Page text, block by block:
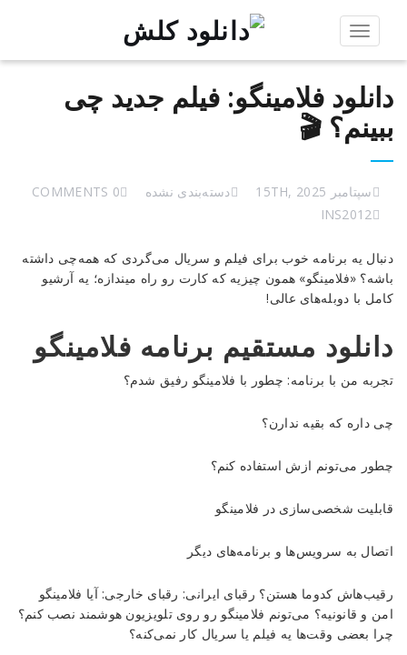
Toggle
دانلود فلامینگو: فیلم جدید چی
ببینم؟ 🎬
سپتامبر 15TH, 2025 دسته‌بندی نشده
0 COMMENTS
INS2012
دانلود
فلامینگو:
فیلم
چی
ببینم؟
Reviewed
by
on
15 Rating:
دنبال یه برنامه خوب برای فیلم و سریال می‌گردی که همه‌چی داشته
باشه؟ «فلامینگو» همون چیزیه که کارت رو راه میندازه؛ یه آرشیو
کامل با دوبله‌های عالی!
دانلود مستقیم برنامه فلامینگو
تجربه من با برنامه: چطور با فلامینگو رفیق شدم؟
چی داره که بقیه ندارن؟
چطور می‌تونم ازش استفاده کنم؟
قابلیت شخصی‌سازی در فلامینگو
اتصال به سرویس‌ها و برنامه‌های دیگر
رقیب‌هاش کدوما هستن؟ رقبای ایرانی: رقبای خارجی: آیا فلامینگو
امن و قانونیه؟ می‌تونم فلامینگو رو روی تلویزیون هوشمند نصب کنم؟
چرا بعضی وقت‌ها یه فیلم یا سریال کار نمی‌کنه؟